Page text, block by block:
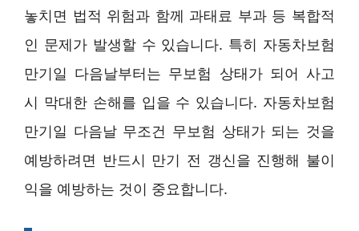
놓치면 법적 위험과 함께 과태료 부과 등 복합적
인 문제가 발생할 수 있습니다. 특히 자동차보험
만기일 다음날부터는 무보험 상태가 되어 사고
시 막대한 손해를 입을 수 있습니다. 자동차보험
만기일 다음날 무조건 무보험 상태가 되는 것을
예방하려면 반드시 만기 전 갱신을 진행해 불이
익을 예방하는 것이 중요합니다.